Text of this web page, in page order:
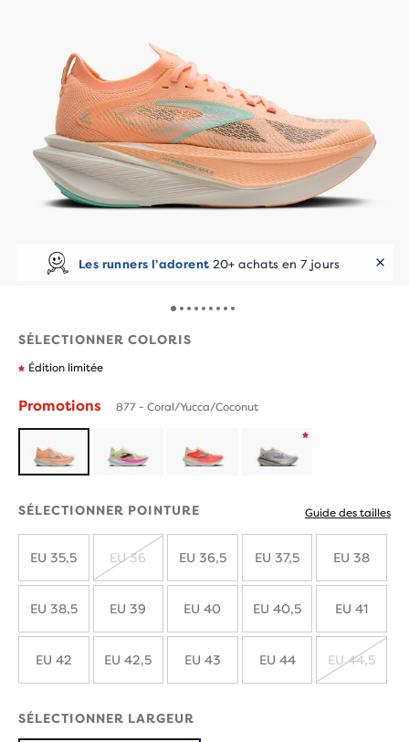
Les runners l’adorent 20+ achats en 7 jours
SÉLECTIONNER COLORIS
Édition limitée
Promotions 877 - Coral/Yucca/Coconut
Produit
édition
limitée
SÉLECTIONNER POINTURE Guide des tailles
EU 35,5 EU 36 EU 36,5 EU 37,5 EU 38
EU 38,5 EU 39 EU 40 EU 40,5 EU 41
EU 42 EU 42,5 EU 43 EU 44 EU 44,5
SÉLECTIONNER LARGEUR